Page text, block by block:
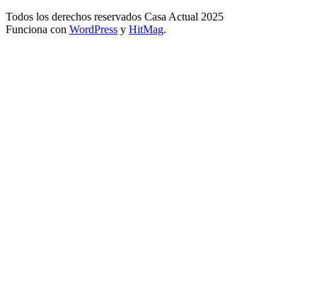
Todos los derechos reservados Casa Actual 2025
Funciona con WordPress y HitMag.